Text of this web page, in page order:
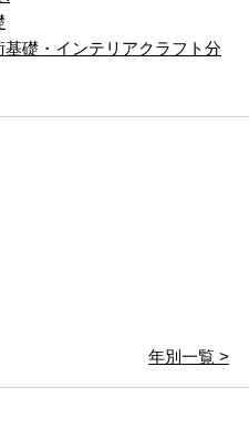
基礎・インテリアクラフト分
年別一覧 >